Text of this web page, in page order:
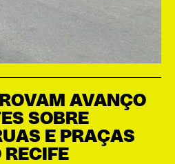
AVANÇO
SOBRE
E PRAÇAS
RECIFE